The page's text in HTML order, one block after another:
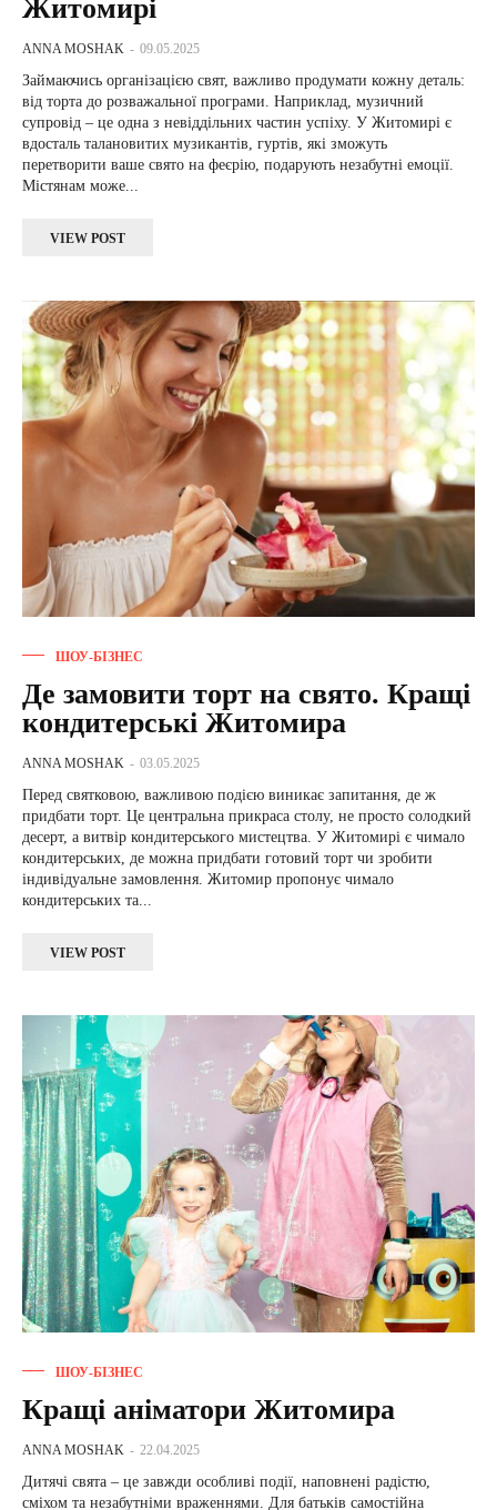
Житомирі
ANNA MOSHAK - 09.05.2025
Займаючись організацією свят, важливо продумати кожну деталь:
від торта до розважальної програми. Наприклад, музичний
супровід – це одна з невіддільних частин успіху. У Житомирі є
вдосталь талановитих музикантів, гуртів, які зможуть
перетворити ваше свято на феєрію, подарують незабутні емоції.
Містянам може...
VIEW POST
ШОУ-БІЗНЕС
Де замовити торт на свято. Кращі
кондитерські Житомира
ANNA MOSHAK - 03.05.2025
Перед святковою, важливою подією виникає запитання, де ж
придбати торт. Це центральна прикраса столу, не просто солодкий
десерт, а витвір кондитерського мистецтва. У Житомирі є чимало
кондитерських, де можна придбати готовий торт чи зробити
індивідуальне замовлення. Житомир пропонує чимало
кондитерських та...
VIEW POST
ШОУ-БІЗНЕС
Кращі аніматори Житомира
ANNA MOSHAK - 22.04.2025
Дитячі свята – це завжди особливі події, наповнені радістю,
сміхом та незабутніми враженнями. Для батьків самостійна